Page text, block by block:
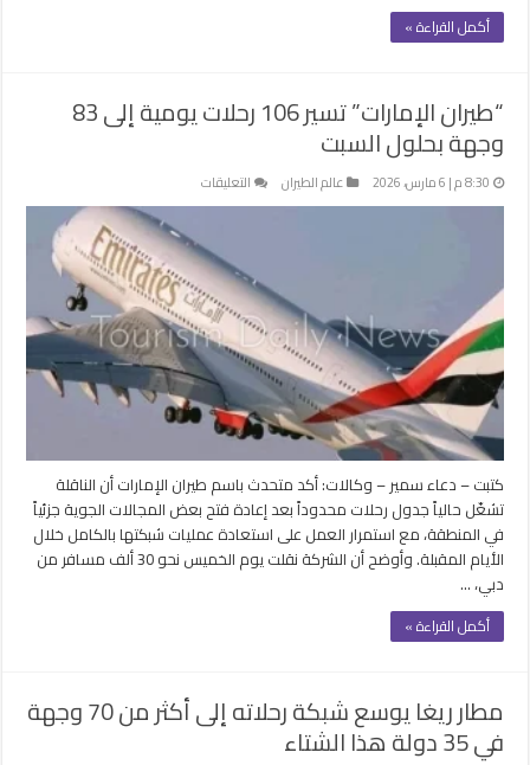
أكمل القراءة »
“طيران الإمارات” تسير 106 رحلات يومية إلى 83
وجهة بحلول السبت
8:30 م | 6 مارس، 2026 عالم الطيران التعليقات
“طيران
الإمارات”
تسير
106
رحلات
يومية
إلى
83
وجهة
بحلول
مغلقة
كتبت – دعاء سمير – وكالات: أكد متحدث باسم طيران الإمارات أن الناقلة
تشغّل حالياً جدول رحلات محدوداً بعد إعادة فتح بعض المجالات الجوية جزئياً
في المنطقة، مع استمرار العمل على استعادة عمليات شبكتها بالكامل خلال
الأيام المقبلة. وأوضح أن الشركة نقلت يوم الخميس نحو 30 ألف مسافر من
دبي، …
أكمل القراءة »
مطار ريغا يوسع شبكة رحلاته إلى أكثر من 70 وجهة
في 35 دولة هذا الشتاء